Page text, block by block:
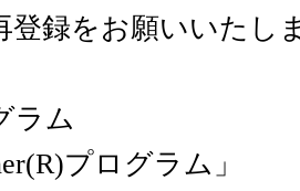
登録をお願いいたし
ラム
プログラム」